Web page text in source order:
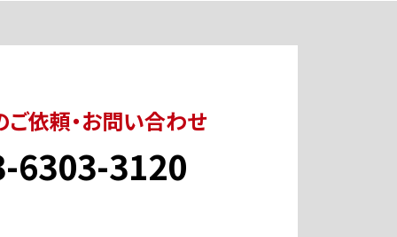
依頼・お問い合わせ
6303-3120